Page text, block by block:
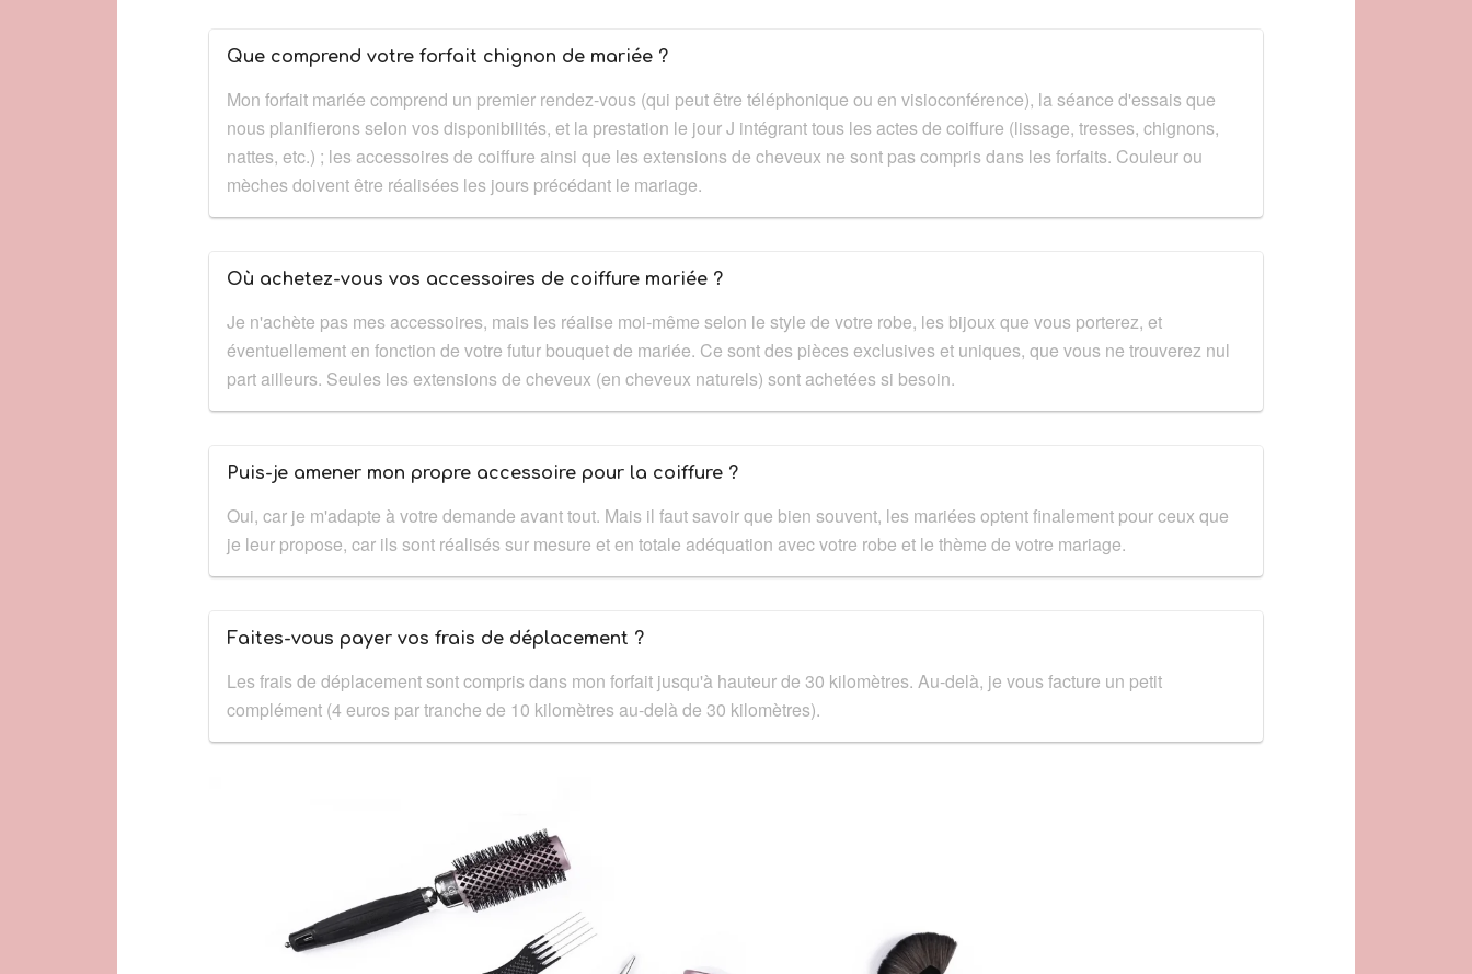
Que comprend votre forfait chignon de mariée ?
Mon forfait mariée comprend un premier rendez-vous (qui peut être téléphonique ou en visioconférence), la séance d'essais que
nous planifierons selon vos disponibilités, et la prestation le jour J intégrant tous les actes de coiffure (lissage, tresses, chignons,
nattes, etc.) ; les accessoires de coiffure ainsi que les extensions de cheveux ne sont pas compris dans les forfaits. Couleur ou
mèches doivent être réalisées les jours précédant le mariage.
Où achetez-vous vos accessoires de coiffure mariée ?
Je n'achète pas mes accessoires, mais les réalise moi-même selon le style de votre robe, les bijoux que vous porterez, et
éventuellement en fonction de votre futur bouquet de mariée. Ce sont des pièces exclusives et uniques, que vous ne trouverez nul
part ailleurs. Seules les extensions de cheveux (en cheveux naturels) sont achetées si besoin.
Puis-je amener mon propre accessoire pour la coiffure ?
Oui, car je m'adapte à votre demande avant tout. Mais il faut savoir que bien souvent, les mariées optent finalement pour ceux que
je leur propose, car ils sont réalisés sur mesure et en totale adéquation avec votre robe et le thème de votre mariage.
Faites-vous payer vos frais de déplacement ?
Les frais de déplacement sont compris dans mon forfait jusqu'à hauteur de 30 kilomètres. Au-delà, je vous facture un petit
complément (4 euros par tranche de 10 kilomètres au-delà de 30 kilomètres).